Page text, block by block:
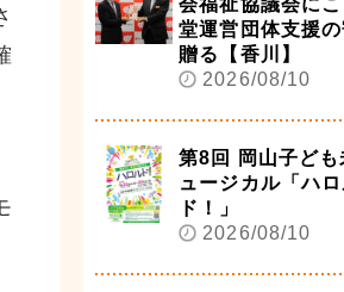
会福祉協議会に
堂運営団体支援
贈る【香川】
2026/08/10
第8回 岡山子ども
ュージカル「ハ
ド！」
2026/08/10